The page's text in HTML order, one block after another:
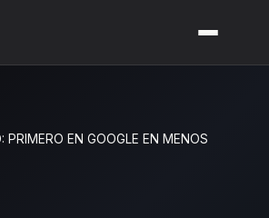
PRIMERO EN GOOGLE EN MENOS